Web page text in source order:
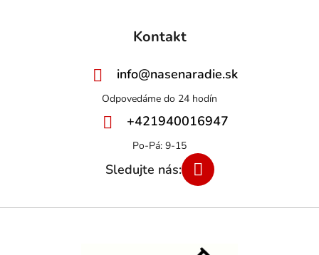
Kontakt
info@nasenaradie.sk
+421940016947